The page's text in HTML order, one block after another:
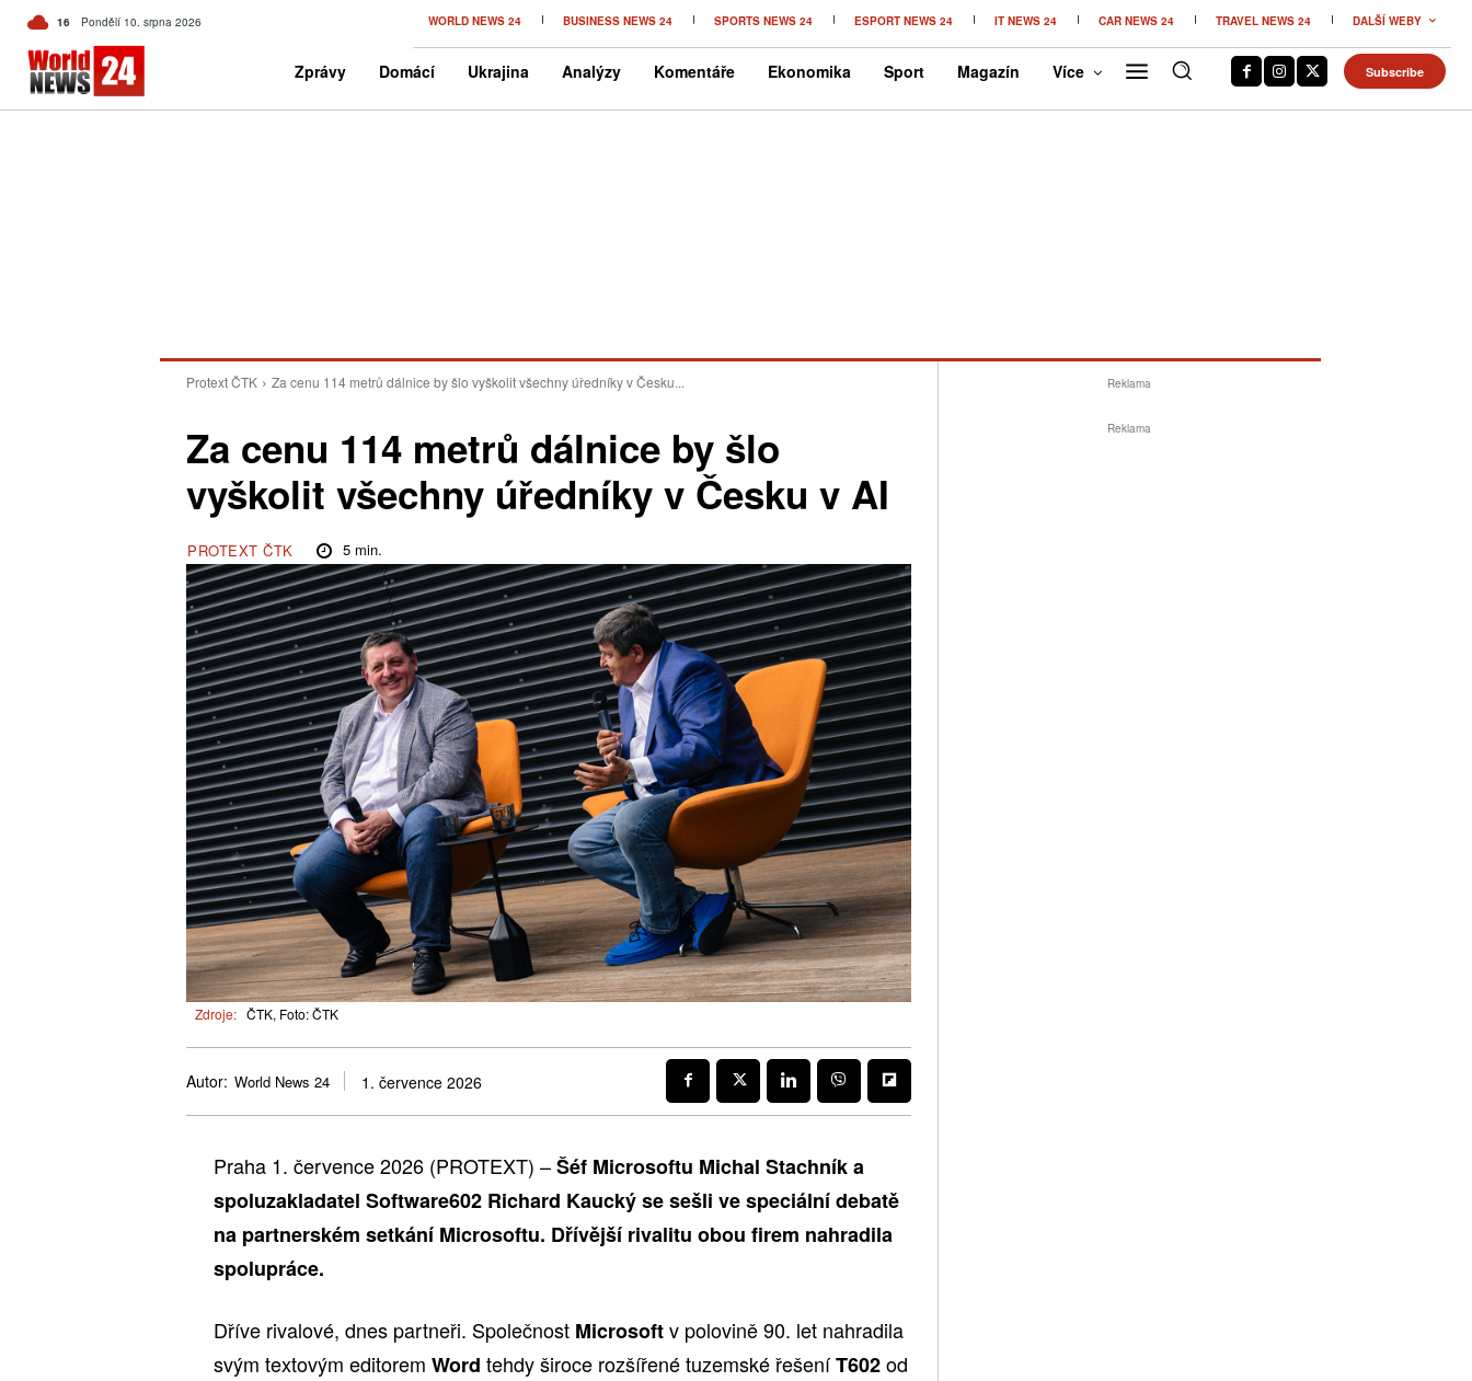
16 C Czech
Pondělí 10. srpna 2026 WORLD NEWS 24 BUSINESS NEWS 24 SPORTS NEWS 24 ESPORT NEWS 24 IT NEWS 24 CAR NEWS 24 TRAVEL NEWS 24 DALŠÍ WEBY
Zprávy Domácí Ukrajina Analýzy Komentáře Ekonomika Sport Magazín Více Subscribe
Protext ČTK Za cenu 114 metrů dálnice by šlo vyškolit všechny úředníky v Česku...
Za cenu 114 metrů dálnice by šlo
vyškolit všechny úředníky v Česku v AI
PROTEXT ČTK 5min.
Zdroje: ČTK, Foto: ČTK
Autor: World News 24 1. července 2026
Praha 1. července 2026 (PROTEXT) –Šéf Microsoftu Michal Stachník a
spoluzakladatel Software602 Richard Kaucký se sešli ve speciální debatě
na partnerském setkání Microsoftu. Dřívější rivalitu obou firem nahradila
spolupráce.
Dříve rivalové, dnes partneři. Společnost Microsoftv polovině 90. let nahradila
svým textovým editorem Word tehdy široce rozšířené tuzemské řešeníT602od
Reklama
Reklama